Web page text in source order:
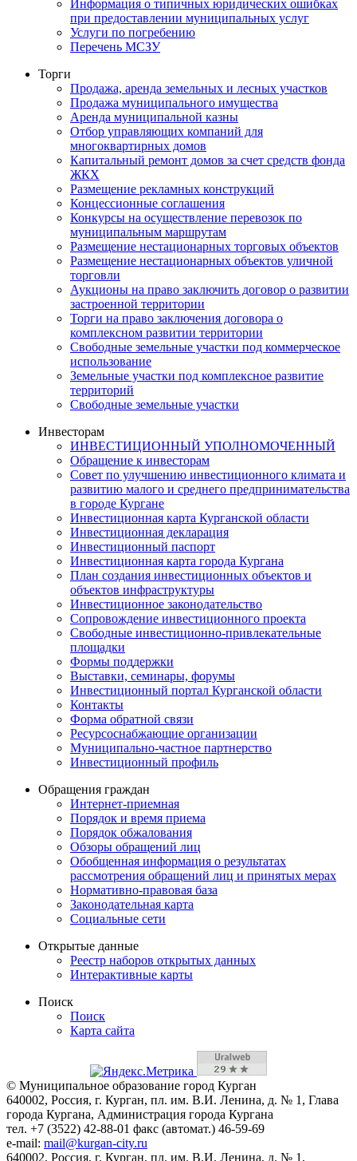
Информация о типичных юридических ошибках
при предоставлении муниципальных услуг
Услуги по погребению
Перечень МСЗУ
Торги
Продажа, аренда земельных и лесных участков
Продажа муниципального имущества
Аренда муниципальной казны
Отбор управляющих компаний для
многоквартирных домов
Капитальный ремонт домов за счет средств фонда
ЖКХ
Размещение рекламных конструкций
Концессионные соглашения
Конкурсы на осуществление перевозок по
муниципальным маршрутам
Размещение нестационарных торговых объектов
Размещение нестационарных объектов уличной
торговли
Аукционы на право заключить договор о развитии
застроенной территории
Торги на право заключения договора о
комплексном развитии территории
Свободные земельные участки под коммерческое
использование
Земельные участки под комплексное развитие
территорий
Свободные земельные участки
Инвесторам
ИНВЕСТИЦИОННЫЙ УПОЛНОМОЧЕННЫЙ
Обращение к инвесторам
Совет по улучшению инвестиционного климата и
развитию малого и среднего предпринимательства
в городе Кургане
Инвестиционная карта Курганской области
Инвестиционная декларация
Инвестиционный паспорт
Инвестиционная карта города Кургана
План создания инвестиционных объектов и
объектов инфраструктуры
Инвестиционное законодательство
Сопровождение инвестиционного проекта
Свободные инвестиционно-привлекательные
площадки
Формы поддержки
Выставки, семинары, форумы
Инвестиционный портал Курганской области
Контакты
Форма обратной связи
Ресурсоснабжающие организации
Муниципально-частное партнерство
Инвестиционный профиль
Обращения граждан
Интернет-приемная
Порядок и время приема
Порядок обжалования
Обзоры обращений лиц
Обобщенная информация о результатах
рассмотрения обращений лиц и принятых мерах
Нормативно-правовая база
Законодательная карта
Социальные сети
Открытые данные
Реестр наборов открытых данных
Интерактивные карты
Поиск
Поиск
Карта сайта
© Муниципальное образование город Курган
640002, Россия, г. Курган, пл. им. В.И. Ленина, д. № 1, Глава
города Кургана, Администрация города Кургана
тел. +7 (3522) 42-88-01 факс (автомат.) 46-59-69
e-mail: mail@kurgan-city.ru
640002, Россия, г. Курган, пл. им. В.И. Ленина, д. № 1,